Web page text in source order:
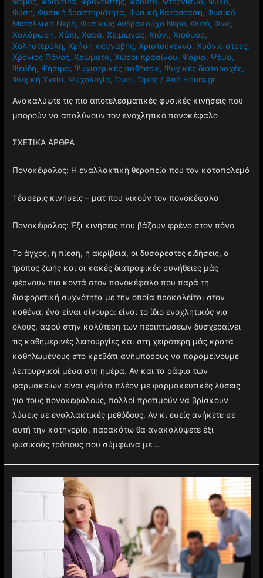
Φιλίες, Φλαβονοειδές,Φλεβική θρομβοεμβολή,Φλεγμονή
Φόβος ,Φροντίδα,Φροντιστής, Φρούτα ,Φτέρνισμα,Φύλο,
Φύση,Φυσική δραστηριότητα,Φυσική Κατάσταση,Φυσικό
Μεταλλικό Νερό, Φυσικώς Ανθρακούχο Νερό,Φυτό
Χαλάρωση,Χάπι,Χαρά,Χειμώνας,Χιόνι,Χιούμορ,
Χοληστερόλη,Χρήση κάνναβης, Χριστούγεννα,Χρόνιο στρες
Χρόνιος Πόνος, Χρώματα,Χώροι πρασίνου,Ψάρια,Ψέμα,
Ψεύδη, Ψήσιμο , Ψυχιατρικές παθήσεις , Ψυχικές διαταραχές
Ψυχική Υγεία
Ώμος Hours.gr
Ανακαλύψτε τις πιο αποτελεσματικές φυσικές κινήσεις που
Το άγχος, η πίεση, η ακρίβεια, οι δυσάρεστες ειδήσεις, ο
τρόπος ζωής και οι κακές διατροφικές συνήθειες μάς
φέρνουν πιο κοντά στον πονοκέφαλο που παρά τη
διαφορετική συχνότητα με την οποία προκαλείται στον
καθένα, ένα είναι σίγουρο: είναι το ίδιο ενοχλητικός για
όλους, αφού στην καλύτερη των περιπτώσεων δυσχεραίνει
τις καθημερινές λειτουργίες και στη χειρότερη μάς κρατά
καθηλωμένους στο κρεβάτι ανήμπορους να παραμείνουμε
λειτουργικοί μέσα στη ημέρα. Αν και τα ράφια των
φαρμακείων είναι γεμάτα πλέον με φαρμακευτικές λύσεις
για τους πονοκεφάλους, πολλοί προτιμούν να βρίσκουν
λύσεις σε εναλλακτικές μεθόδους. Αν κι εσείς ανήκετε σε
αυτή την κατηγορία, παρακάτω θα ανακαλύψετε έξι